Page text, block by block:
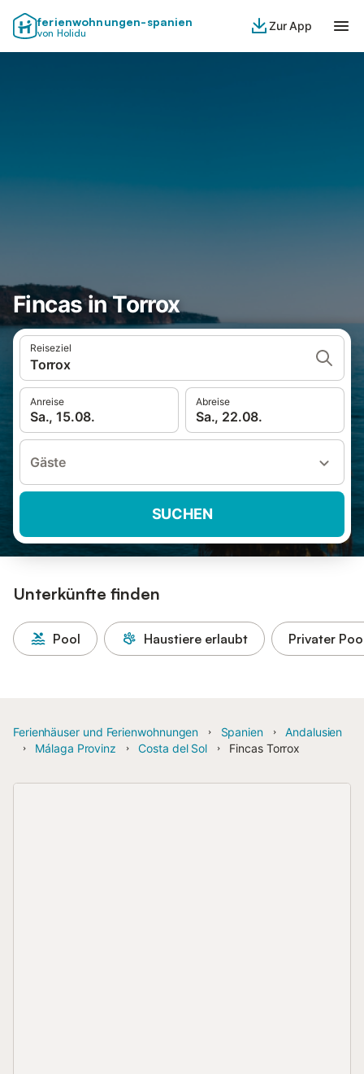
ferienwohnungen-spanien
von Holidu
Zur App
Fincas in Torrox
Reiseziel
Torrox
Anreise
Sa., 15.08.
Abreise
Sa., 22.08.
Gäste
SUCHEN
Unterkünfte finden
Pool Haustiere erlaubt Privater
Ferienhäuser und Ferienwohnungen Spanien
Andalusien
Málaga Provinz
Costa del Sol Fincas Torrox